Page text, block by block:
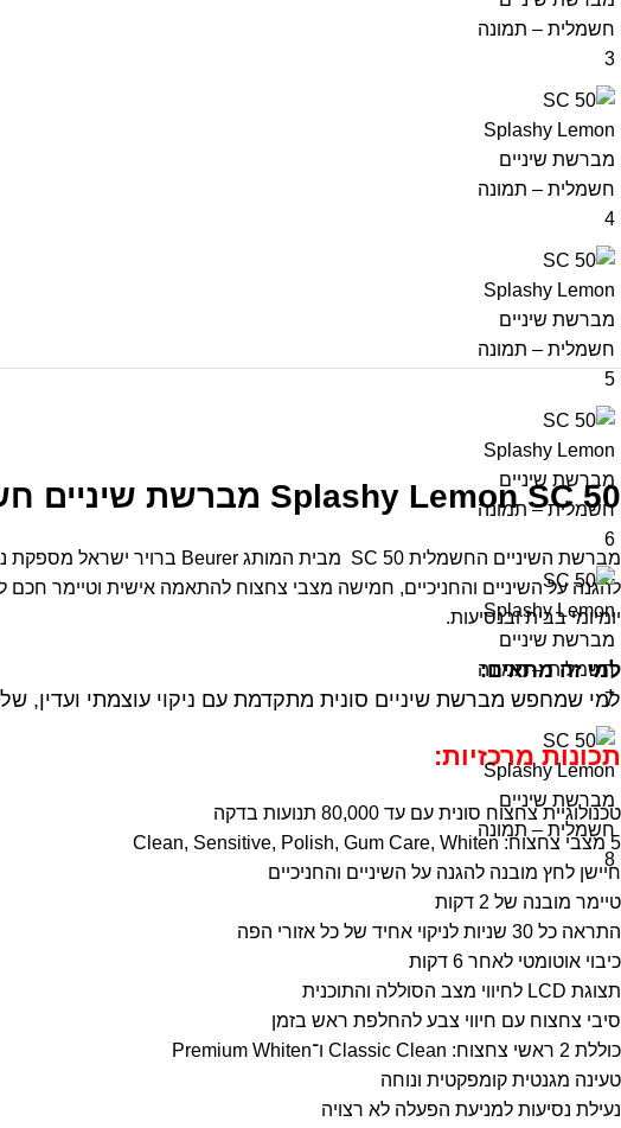
Splashy Lemon SC 50 מברשת שיניים
להגנה על השיניים והחניכיים, חמישה מצבי צחצוח להתאמה אישית וטיימר
יומיומי בבית ובנסיעות.
למי זה מתאים:
למי שמחפש מברשת שיניים סונית מתקדמת עם ניקוי עוצמתי ועדין,
תכונות מרכזיות:
טכנולוגיית צחצוח סונית עם עד 80,000 תנועות בדקה
5 מצבי צחצוח: Clean, Sensitive, Polish, Gum Care, Whiten
חיישן לחץ מובנה להגנה על השיניים והחניכיים
טיימר מובנה של 2 דקות
התראה כל 30 שניות לניקוי אחיד של כל אזורי הפה
כיבוי אוטומטי לאחר 6 דקות
תצוגת LCD לחיווי מצב הסוללה והתוכנית
סיבי צחצוח עם חיווי צבע להחלפת ראש בזמן
כוללת 2 ראשי צחצוח: Classic Clean ו־Premium Whiten
טעינה מגנטית קומפקטית ונוחה
נעילת נסיעות למניעת הפעלה לא רצויה